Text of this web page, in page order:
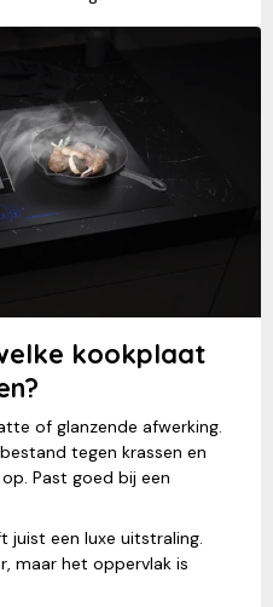
kookplaat
of glanzende afwerking.
tegen krassen en
Past goed bij een
juist een luxe uitstraling.
maar het oppervlak is